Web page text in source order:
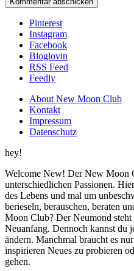
Pinterest
Instagram
Facebook
Bloglovin
RSS Feed
Feedly
About New Moon Club
Kontakt
Impressum
Datenschutz
hey!
Welcome New! Der New Moon
unterschiedlichen Passionen.
des Lebens und mal um
berieseln, berauschen, beraten
Moon Club? Der Neumond
Neuanfang. Dennoch kannst du
ändern. Manchmal braucht es
inspirieren Neues zu probieren
gehen.